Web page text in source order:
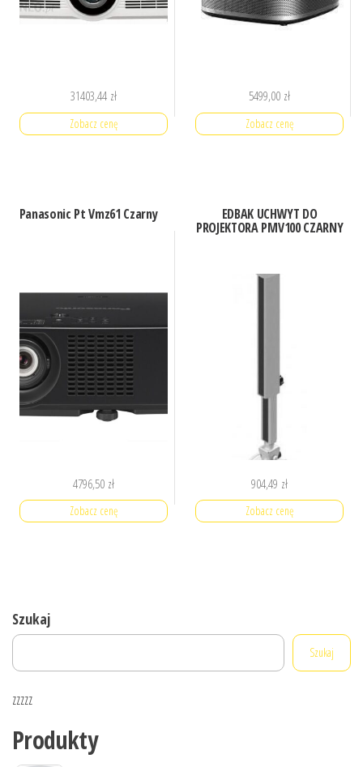
31403,44 zł
Zobacz cenę
5499,00 zł
Zobacz cenę
Panasonic Pt Vmz61 Czarny
4796,50 zł
Zobacz cenę
EDBAK UCHWYT DO
PROJEKTORA PMV100 CZARNY
904,49 zł
Zobacz cenę
Szukaj
Szukaj
zzzzz
Produkty